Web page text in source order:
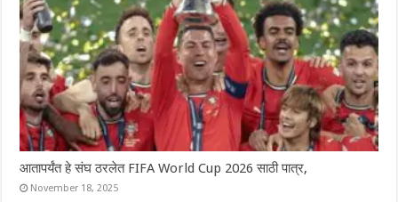
आतापर्यंत हे संघ ठरलेत FIFA World Cup 2026 साठी पात्र,
November 18, 2025